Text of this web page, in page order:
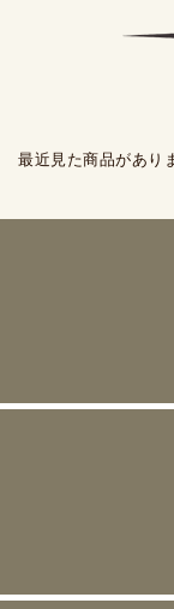
最近見た商品があり